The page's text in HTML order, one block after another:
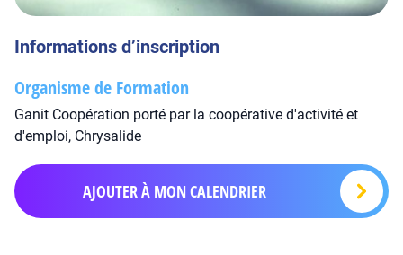
Informations d’inscription
Organisme de Formation
Ganit Coopération porté par la coopérative d'activité et
d'emploi, Chrysalide
AJOUTER À MON CALENDRIER